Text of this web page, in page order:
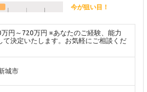
今が狙い目！
円～720万円 ※あなたのご経験、能力
て決定いたします。お気軽にご相談くだ
城市